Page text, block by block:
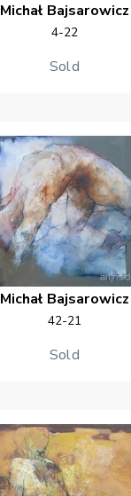
Michał Bajsarowicz
4-22
Sold
Michał Bajsarowicz
42-21
Sold